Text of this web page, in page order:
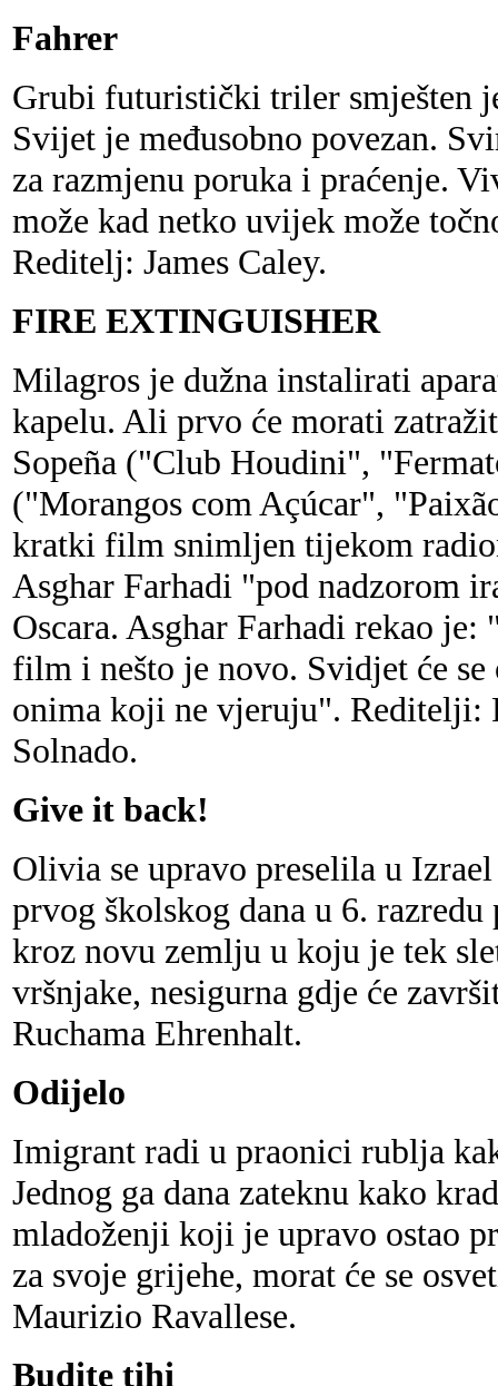
Fahrer
Grubi futuristički triler smješten
Svijet je međusobno povezan.
za razmjenu poruka i praćenje.
može kad netko uvijek može
Reditelj: James Caley.
FIRE EXTINGUISHER
Milagros je dužna instalirati
kapelu. Ali prvo će morati
Sopeña ("Club Houdini",
("Morangos com Açúcar",
kratki film snimljen tijekom
Asghar Farhadi "pod nadzorom
Oscara. Asghar Farhadi rekao
film i nešto je novo. Svidjet će
onima koji ne vjeruju". Reditelji:
Solnado.
Give it back!
Olivia se upravo preselila u
prvog školskog dana u 6.
kroz novu zemlju u koju je tek
vršnjake, nesigurna gdje će
Ruchama Ehrenhalt.
Odijelo
Imigrant radi u praonici rublja
Jednog ga dana zateknu kako
mladoženji koji je upravo ostao
za svoje grijehe, morat će se
Maurizio Ravallese.
Budite tihi